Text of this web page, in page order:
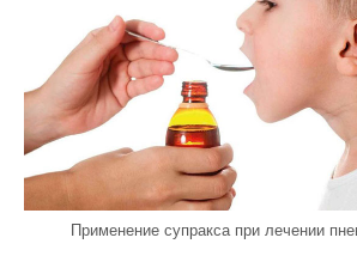
Применение супракса при лечении